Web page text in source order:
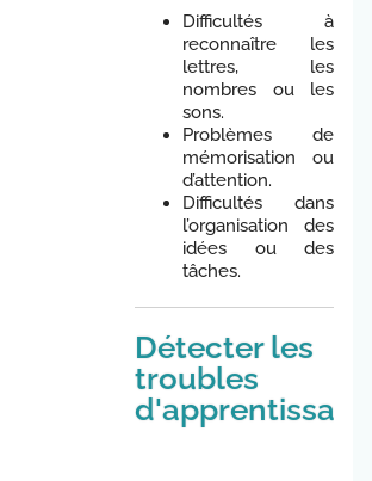
Difficultés à
reconnaître les
lettres, les
nombres ou les
sons.
Problèmes de
mémorisation ou
d’attention.
Difficultés dans
l’organisation des
idées ou des
tâches.
Détecter les
troubles
d'apprentissage